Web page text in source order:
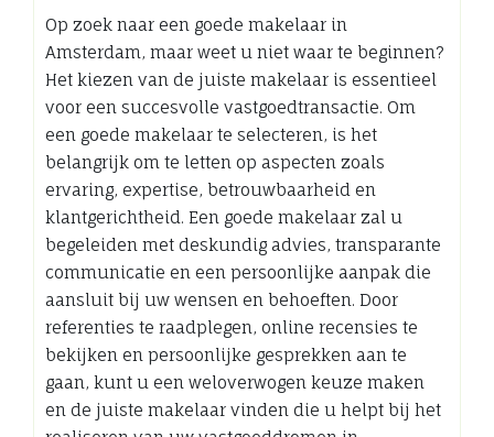
Op zoek naar een goede makelaar in
Amsterdam, maar weet u niet waar te beginnen?
Het kiezen van de juiste makelaar is essentieel
voor een succesvolle vastgoedtransactie. Om
een goede makelaar te selecteren, is het
belangrijk om te letten op aspecten zoals
ervaring, expertise, betrouwbaarheid en
klantgerichtheid. Een goede makelaar zal u
begeleiden met deskundig advies, transparante
communicatie en een persoonlijke aanpak die
aansluit bij uw wensen en behoeften. Door
referenties te raadplegen, online recensies te
bekijken en persoonlijke gesprekken aan te
gaan, kunt u een weloverwogen keuze maken
en de juiste makelaar vinden die u helpt bij het